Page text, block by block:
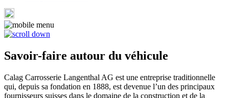
Savoir-faire autour du véhicule
Calag Carrosserie Langenthal AG est une entreprise traditionnelle
qui, depuis sa fondation en 1888, est devenue l’un des principaux
fournisseurs suisses dans le domaine de la construction et de la